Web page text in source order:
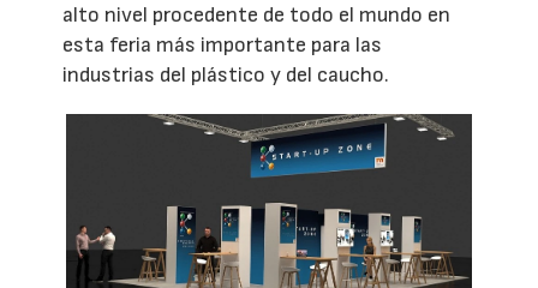
alto nivel procedente de todo el mundo en
esta feria más importante para las
industrias del plástico y del caucho.